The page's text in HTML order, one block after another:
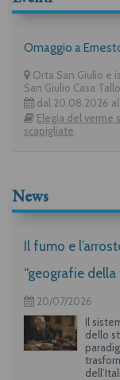
Omaggio a
Orta San Giulio e
San Giulio Casa
dal 20.08.2026
Elegia del verme
scapigliate
News
Il fumo e
“geografie della
20/07/2026
Il
dello